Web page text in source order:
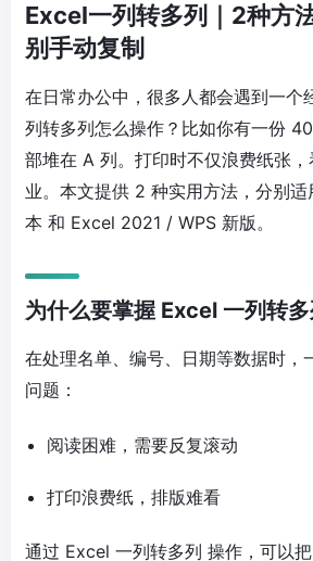
Excel一列转多列｜2种方
别手动复制
在日常办公中，很多人都会遇到一个
列转多列怎么操作？ 比如你有一份
部堆在 A 列。打印时不仅浪费纸张
业。 本文提供 2 种实用方法，分别适
本 和 Excel 2021 / WPS 新版。
为什么要掌握 Excel 一列转多
在处理名单、编号、日期等数据时，
问题：
阅读困难，需要反复滚动
打印浪费纸，排版难看
通过 Excel 一列转多列 操作，可以